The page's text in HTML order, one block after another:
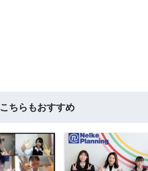
こちらもおすすめ